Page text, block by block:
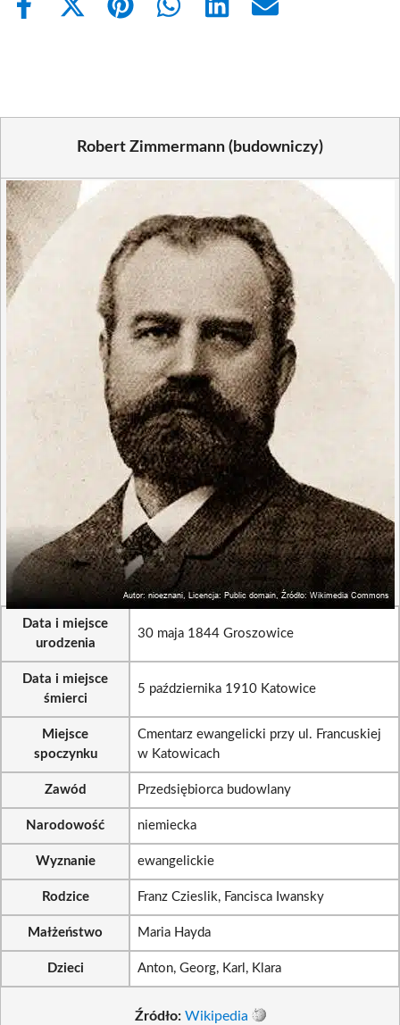
Share
Share
Share
Share
Share
Share
Robert Zimmermann (budowniczy)
Data i miejsce
urodzenia
30 maja 1844 Groszowice
Data i miejsce
śmierci
5 października 1910 Katowice
Miejsce
spoczynku
Cmentarz ewangelicki przy ul. Francuskiej
w Katowicach
Zawód Przedsiębiorca budowlany
Narodowość niemiecka
Wyznanie ewangelickie
Rodzice Franz Czieslik, Fancisca Iwansky
Małżeństwo Maria Hayda
Dzieci Anton, Georg, Karl, Klara
Źródło: Wikipedia